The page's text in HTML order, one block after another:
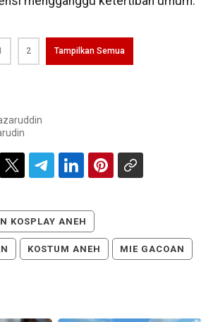
2 Tampilkan Semua
KOSPLAY ANEH
KOSTUM ANEH MIE GACOAN